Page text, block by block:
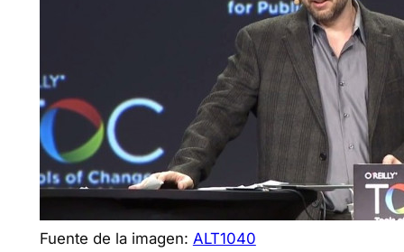
Fuente de la imagen: ALT1040